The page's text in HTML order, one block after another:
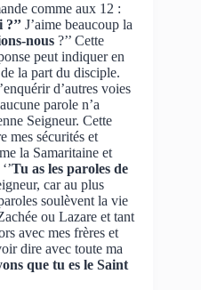
comme aux 12 :
J’aime beaucoup la
nous ?’’ Cette
peut indiquer en
la part du disciple.
d’autres voies
parole n’a
Seigneur. Cette
mes sécurités et
la Samaritaine et
Tu as les paroles de
car au plus
soulèvent la vie
ou Lazare et tant
avec mes frères et
dire avec toute ma
que tu es le Saint